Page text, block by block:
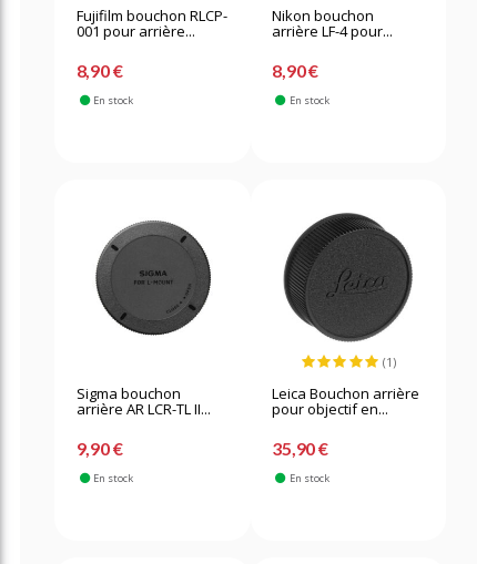
Fujifilm bouchon RLCP-
001 pour arrière...
8,90 €
En stock
Nikon bouchon
arrière LF-4 pour...
8,90 €
En stock
Sigma bouchon
arrière AR LCR-TL II...
9,90 €
En stock
(1)
Leica Bouchon arrière
pour objectif en...
35,90 €
En stock